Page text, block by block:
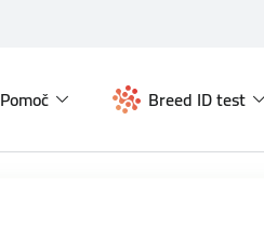
Pomoč Breed ID test